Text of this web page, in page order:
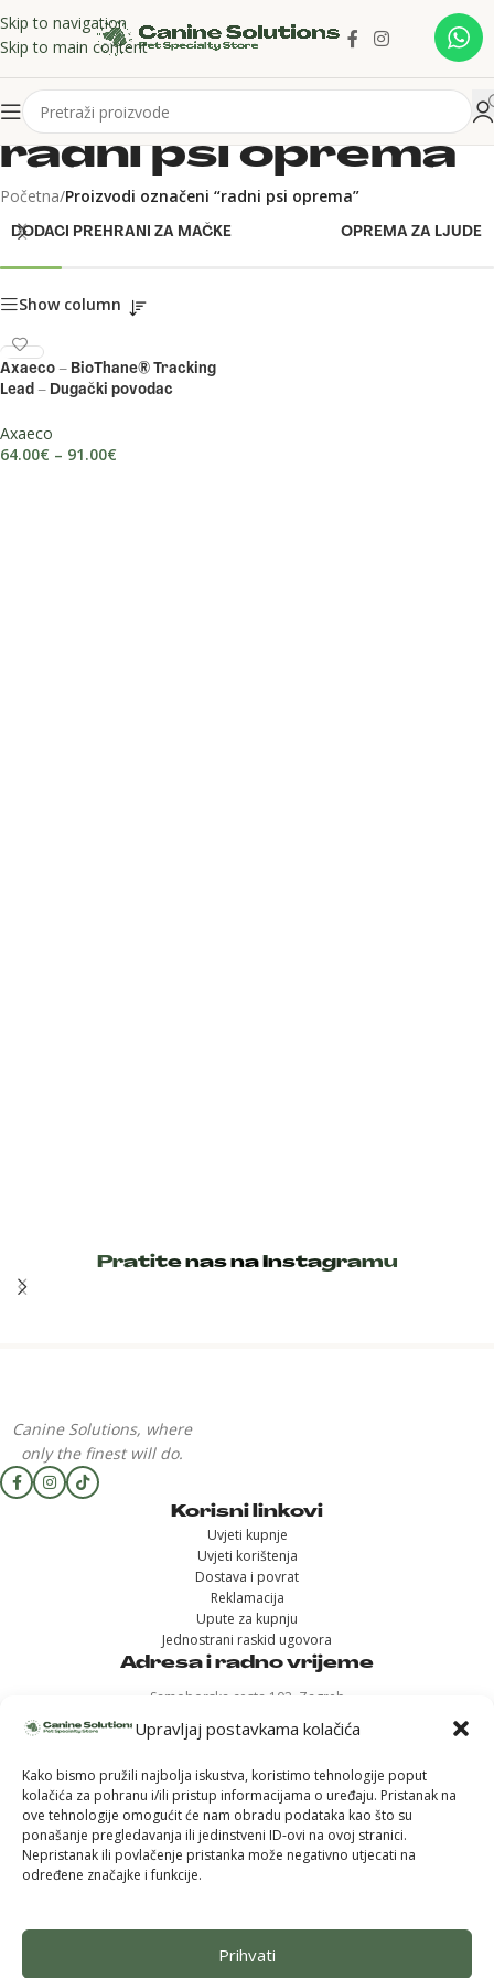
Upravljaj postavkama kolačića
Kako bismo pružili najbolja iskustva, koristimo tehnologije poput
kolačića za pohranu i/ili pristup informacijama o uređaju. Pristanak na
ove tehnologije omogućit će nam obradu podataka kao što su
ponašanje pregledavanja ili jedinstveni ID-ovi na ovoj stranici.
Nepristanak ili povlačenje pristanka može negativno utjecati na
određene značajke i funkcije.
Prihvati
Skip to navigation
Skip to main content
radni psi oprema
Početna/Proizvodi označeni “radni psi oprema”
DODACI PREHRANI ZA MAČKE OPREMA ZA LJUDE
Show column
Axaeco – BioThane® Tracking
Lead – Dugački povodac
Axaeco
64.00€ – 91.00€
Pratite nas na Instagramu
Canine Solutions, where
only the finest will do.
Korisni linkovi
Uvjeti kupnje
Uvjeti korištenja
Dostava i povrat
Reklamacija
Upute za kupnju
Jednostrani raskid ugovora
Adresa i radno vrijeme
Samoborska cesta 102, Zagreb
(u sklopu Konzuma Stenjevec)
Uto, sri, čet, pet – 11h-18h
Subota - 9h-14h
Nedjelja - ZATVORENO